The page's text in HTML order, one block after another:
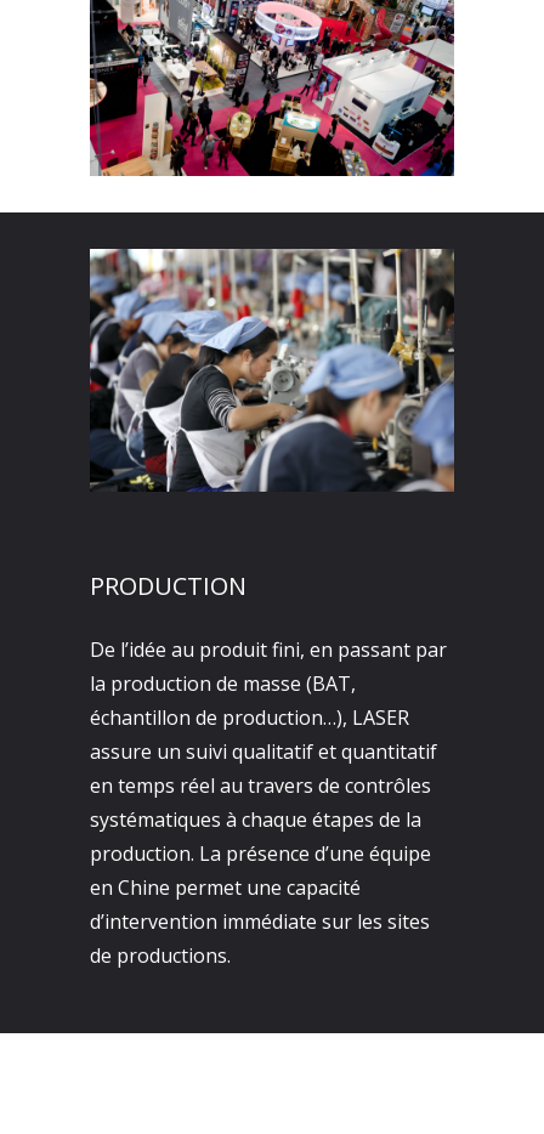
PRODUCTION
De l’idée au produit fini, en passant par
la production de masse (BAT,
échantillon de production…), LASER
assure un suivi qualitatif et quantitatif
en temps réel au travers de contrôles
systématiques à chaque étapes de la
production. La présence d’une équipe
en Chine permet une capacité
d’intervention immédiate sur les sites
de productions.